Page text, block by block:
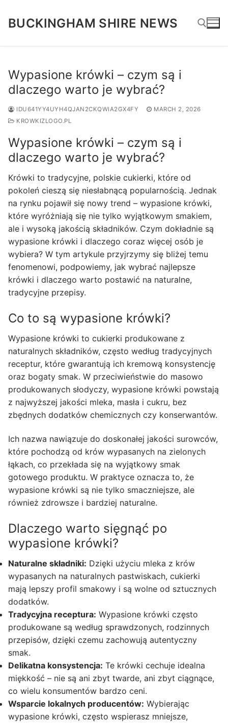
content
BUCKINGHAM SHIRE NEWS
Wypasione krówki – czym są i
dlaczego warto je wybrać?
IDU641YY4UYH4QJAN2CKQWIA2GX4FY
MARCH 2, 2026
KROWKIZLOGO.PL
Wypasione krówki – czym są i
dlaczego warto je wybrać?
Krówki to tradycyjne, polskie cukierki, które od
pokoleń cieszą się niesłabnącą popularnością. Jednak
na rynku pojawił się nowy trend – wypasione krówki,
które wyróżniają się nie tylko wyjątkowym smakiem,
ale i wysoką jakością składników. Czym dokładnie są
wypasione krówki i dlaczego coraz więcej osób je
wybiera? W tym artykule przyjrzymy się bliżej temu
fenomenowi, podpowiemy, jak wybrać najlepsze
krówki i dlaczego warto postawić na naturalne,
tradycyjne przepisy.
Co to są wypasione krówki?
Wypasione krówki to cukierki produkowane z
naturalnych składników, często według tradycyjnych
receptur, które gwarantują ich kremową konsystencję
oraz bogaty smak. W przeciwieństwie do masowo
produkowanych słodyczy, wypasione krówki powstają
z najwyższej jakości mleka, masła i cukru, bez
zbędnych dodatków chemicznych czy konserwantów.
Ich nazwa nawiązuje do doskonałej jakości surowców,
które pochodzą od krów wypasanych na zielonych
łąkach, co przekłada się na wyjątkowy smak
gotowego produktu. W praktyce oznacza to, że
wypasione krówki są nie tylko smaczniejsze, ale
również zdrowsze i bardziej naturalne.
Dlaczego warto sięgnąć po
wypasione krówki?
Naturalne składniki: Dzięki użyciu mleka z krów
wypasanych na naturalnych pastwiskach, cukierki
mają lepszy profil smakowy i są wolne od sztucznych
dodatków.
Tradycyjna receptura: Wypasione krówki często
produkowane są według sprawdzonych, rodzinnych
przepisów, dzięki czemu zachowują autentyczny
smak.
Delikatna konsystencja: Te krówki cechuje idealna
miękkość – nie są ani zbyt twarde, ani zbyt ciągnące,
co wielu konsumentów bardzo ceni.
Wsparcie lokalnych producentów: Wybierając
wypasione krówki, często wspierasz mniejsze,